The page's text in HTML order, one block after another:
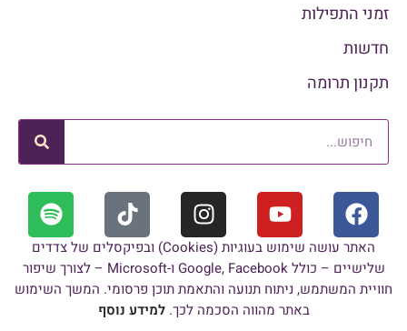
זמני התפילות
חדשות
תקנון תרומה
האתר עושה שימוש בעוגיות (Cookies) ובפיקסלים של צדדים
שלישיים – כולל Google, Facebook ו-Microsoft – לצורך שיפור
חוויית המשתמש, ניתוח תנועה והתאמת תוכן פרסומי. המשך השימוש
באתר מהווה הסכמה לכך.למידע נוסף